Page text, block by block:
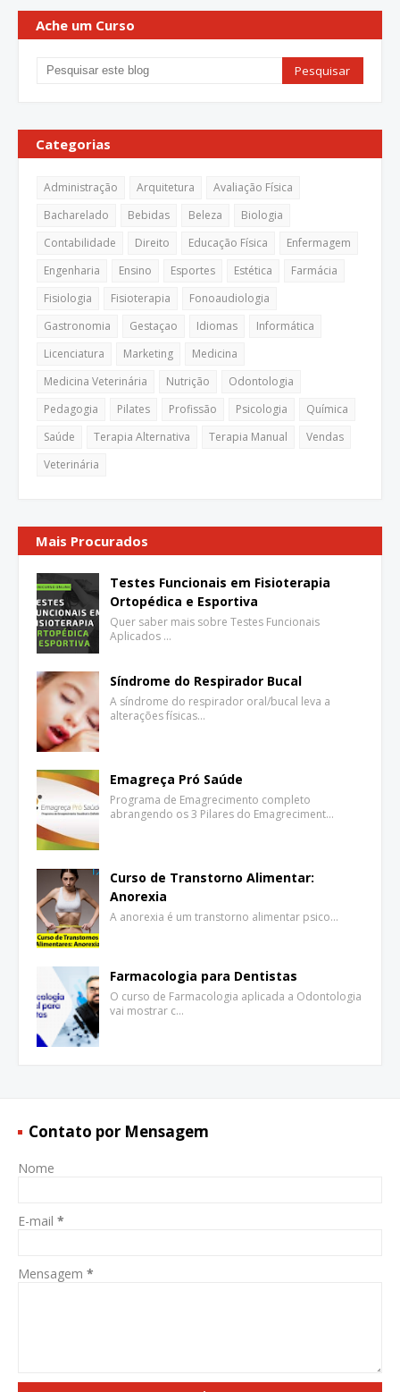
Ache um Curso
Categorias
Administração Arquitetura
Avaliação Física
Bacharelado
Bebidas Beleza
Biologia
Contabilidade
Direito Educação Física
Enfermagem
Engenharia
Ensino Esportes Estética
Farmácia
Fisiologia
Fisioterapia
Fonoaudiologia
Gastronomia
Gestaçao Idiomas
Informática
Licenciatura
Marketing
Medicina
Medicina Veterinária
Nutrição
Odontologia
Pedagogia
Pilates Profissão Psicologia
Química
Saúde
Terapia Alternativa Terapia Manual
Vendas
Veterinária
Mais Procurados
Testes Funcionais em Fisioterapia
Ortopédica e Esportiva
Quer saber mais sobre Testes Funcionais
Aplicados …
Síndrome do Respirador Bucal
A síndrome do respirador oral/bucal leva a
alterações físicas…
Emagreça Pró Saúde
Programa de Emagrecimento completo
abrangendo os 3 Pilares do Emagreciment…
Curso de Transtorno Alimentar:
Anorexia
A anorexia é um transtorno alimentar psico…
Farmacologia para Dentistas
O curso de Farmacologia aplicada a Odontologia
vai mostrar c…
Contato por Mensagem
Nome
E-mail *
Mensagem *